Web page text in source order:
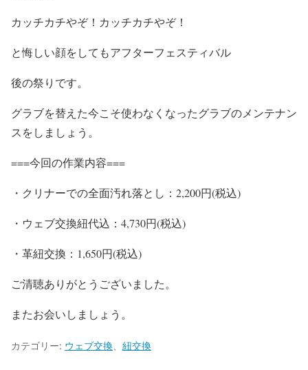
カッチカチやぞ！カッチカチやぞ！
と悔しい顔をしてもアフターフェスティバル
後の祭りです。
グラブを替えた今こそ使わなくなったグラブのメンテナン
スをしましょう。
===今回の作業内容===
・クリナーでの全面汚れ落とし：2,200円(税込)
・ウェブ交換紐代込：4,730円(税込)
・革紐交換：1,650円(税込)
ご清聴ありがとうございました。
またお会いしましょう。
カテゴリー: ウェブ交換、 紐交換